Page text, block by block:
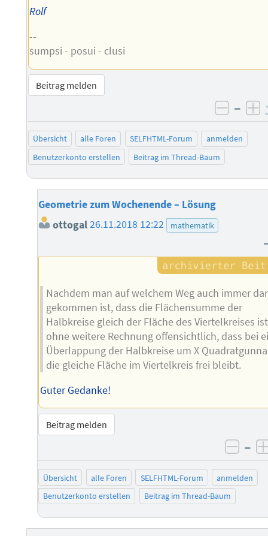
Rolf
--
sumpsi - posui - clusi
Beitrag melden
–
Übersicht alle Foren SELFHTML-Forum
anmelden
Benutzerkonto erstellen
Beitrag im Thread-Baum
Geometrie zum Wochenende – Lösung
ottogal26.11.2018 12:22 mathematik
Nachdem man auf welchem Weg auch immer
gekommen ist, dass die Flächensumme der
Halbkreise gleich der Fläche des Viertelkreises
ohne weitere Rechnung offensichtlich, dass bei
Überlappung der Halbkreise um X
die gleiche Fläche im Viertelkreis frei bleibt.
Guter Gedanke!
Beitrag melden
–
Übersicht alle Foren SELFHTML-Forum
anmelden
Benutzerkonto erstellen
Beitrag im Thread-Baum